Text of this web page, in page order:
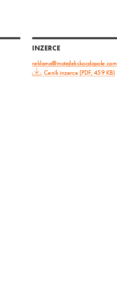
INZERCE
reklama@motejlekskocdopole.com
Ceník inzerce (PDF, 459 KB)